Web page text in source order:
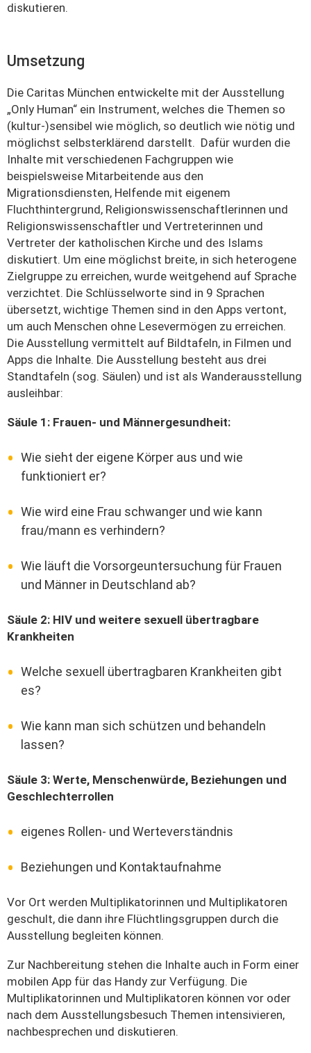
diskutieren.
Umsetzung
Die Caritas München entwickelte mit der Ausstellung
„Only Human“ ein Instrument, welches die Themen so
(kultur-)sensibel wie möglich, so deutlich wie nötig und
möglichst selbsterklärend darstellt. Dafür wurden die
Inhalte mit verschiedenen Fachgruppen wie
beispielsweise Mitarbeitende aus den
Migrationsdiensten, Helfende mit eigenem
Fluchthintergrund, Religionswissenschaftlerinnen und
Religionswissenschaftler und Vertreterinnen und
Vertreter der katholischen Kirche und des Islams
diskutiert. Um eine möglichst breite, in sich heterogene
Zielgruppe zu erreichen, wurde weitgehend auf Sprache
verzichtet. Die Schlüsselworte sind in 9 Sprachen
übersetzt, wichtige Themen sind in den Apps vertont,
um auch Menschen ohne Lesevermögen zu erreichen.
Die Ausstellung vermittelt auf Bildtafeln, in Filmen und
Apps die Inhalte. Die Ausstellung besteht aus drei
Standtafeln (sog. Säulen) und ist als Wanderausstellung
ausleihbar:
Säule 1: Frauen- und Männergesundheit:
Wie sieht der eigene Körper aus und wie
funktioniert er?
Wie wird eine Frau schwanger und wie kann
frau/mann es verhindern?
Wie läuft die Vorsorgeuntersuchung für Frauen
und Männer in Deutschland ab?
Säule 2: HIV und weitere sexuell übertragbare
Krankheiten
Welche sexuell übertragbaren Krankheiten gibt
es?
Wie kann man sich schützen und behandeln
lassen?
Säule 3: Werte, Menschenwürde, Beziehungen und
Geschlechterrollen
eigenes Rollen- und Werteverständnis
Beziehungen und Kontaktaufnahme
Vor Ort werden Multiplikatorinnen und Multiplikatoren
geschult, die dann ihre Flüchtlingsgruppen durch die
Ausstellung begleiten können.
Zur Nachbereitung stehen die Inhalte auch in Form einer
mobilen App für das Handy zur Verfügung. Die
Multiplikatorinnen und Multiplikatoren können vor oder
nach dem Ausstellungsbesuch Themen intensivieren,
nachbesprechen und diskutieren.